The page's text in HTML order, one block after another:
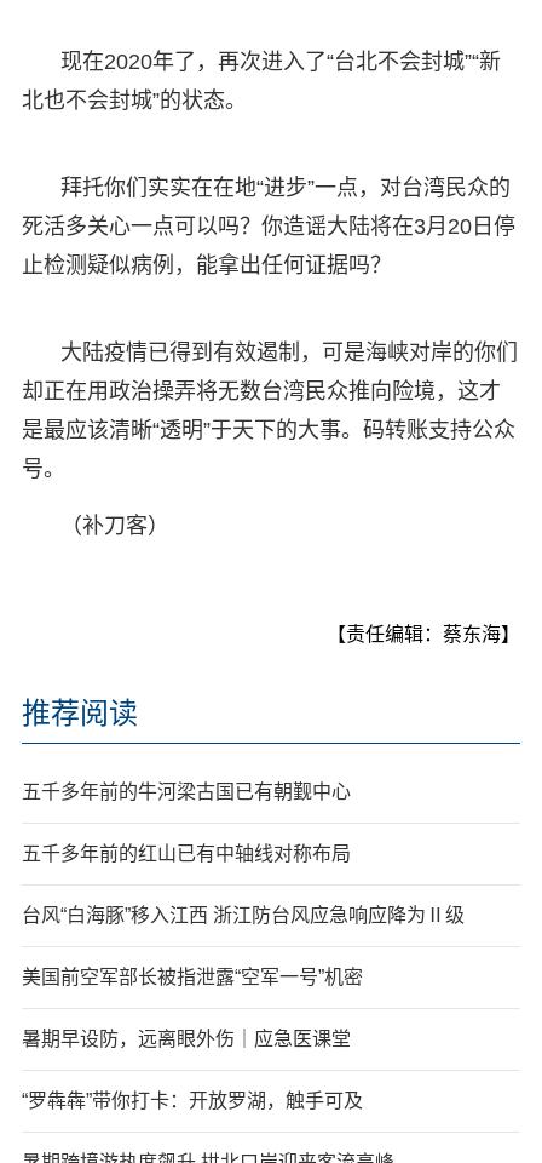
现在2020年了，再次进入了“台北不会封城”“新
北也不会封城”的状态。
拜托你们实实在在地“进步”一点，对台湾民众的
死活多关心一点可以吗？你造谣大陆将在3月20日停
止检测疑似病例，能拿出任何证据吗？
大陆疫情已得到有效遏制，可是海峡对岸的你们
却正在用政治操弄将无数台湾民众推向险境，这才
是最应该清晰“透明”于天下的大事。码转账支持公众
号。
（补刀客）
【责任编辑：蔡东海】
推荐阅读
五千多年前的牛河梁古国已有朝觐中心
五千多年前的红山已有中轴线对称布局
台风“白海豚”移入江西 浙江防台风应急响应降为Ⅱ级
美国前空军部长被指泄露“空军一号”机密
暑期早设防，远离眼外伤｜应急医课堂
“罗犇犇”带你打卡：开放罗湖，触手可及